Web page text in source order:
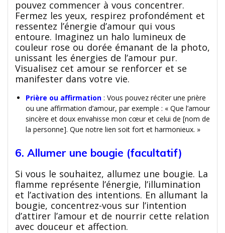
pouvez commencer à vous concentrer.
Fermez les yeux, respirez profondément et
ressentez l’énergie d’amour qui vous
entoure. Imaginez un halo lumineux de
couleur rose ou dorée émanant de la photo,
unissant les énergies de l’amour pur.
Visualisez cet amour se renforcer et se
manifester dans votre vie.
Prière ou affirmation : Vous pouvez réciter une prière
ou une affirmation d’amour, par exemple : « Que l’amour
sincère et doux envahisse mon cœur et celui de [nom de
la personne]. Que notre lien soit fort et harmonieux. »
6. Allumer une bougie (facultatif)
Si vous le souhaitez, allumez une bougie. La
flamme représente l’énergie, l’illumination
et l’activation des intentions. En allumant la
bougie, concentrez-vous sur l’intention
d’attirer l’amour et de nourrir cette relation
avec douceur et affection.